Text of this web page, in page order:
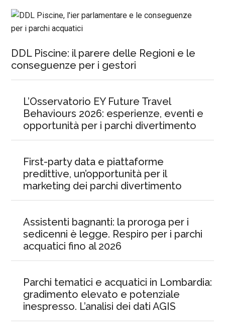
DDL Piscine: il parere delle Regioni e le
conseguenze per i gestori
L’Osservatorio EY Future Travel
Behaviours 2026: esperienze, eventi e
opportunità per i parchi divertimento
First-party data e piattaforme
predittive, un’opportunità per il
marketing dei parchi divertimento
Assistenti bagnanti: la proroga per i
sedicenni è legge. Respiro per i parchi
acquatici fino al 2026
Parchi tematici e acquatici in Lombardia:
gradimento elevato e potenziale
inespresso. L’analisi dei dati AGIS